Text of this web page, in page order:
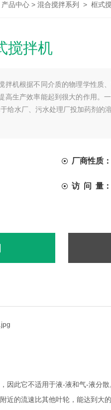
产品中心 > 混合搅拌系列 > 框式
搅拌机
拌机根据不同介质的物理学性质
高生产效率能起到很大的作用。
给水厂、污水处理厂投加药剂的溶
厂商性质：
访 问 量：
此它不适用于液-液和气-液分散
近的流速比其他叶轮，能达到大